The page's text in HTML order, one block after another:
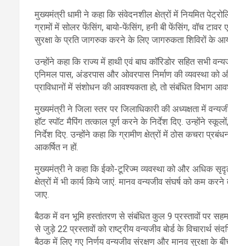
मुख्यमंत्री धामी ने कहा कि संवेदनशील क्षेत्रों में नियमित
ग्रामों में सोलर फेंसिंग, बायो-फेंसिंग, हनी बी फेंसिंग, वॉच
सुरक्षा के प्रति जागरुक करने के लिए जागरुकता शिविरों के
उन्होंने कहा कि राज्य में हाथी एवं बाघ कॉरिडोर सहित सभी
एनिमल पास, अंडरपास और ओवरपास निर्माण की व्यवस्था को
प्राविधानों में संशोधन की आवश्यकता हो, तो संबंधित विभाग
मुख्यमंत्री ने जिला स्तर पर जिलाधिकारी की अध्यक्षता में
हॉट स्पॉट मैपिंग तत्काल पूर्ण करने के निर्देश दिए. उन्होंने
निर्देश दिए. उन्होंने कहा कि ग्रामीण क्षेत्रों में ठोस कचरा
आकर्षित न हों.
मुख्यमंत्री ने कहा कि ईको-टूरिज्म व्यवस्था को और अधिक
क्षेत्रों में भी कार्य किये जाएं. मानव वन्यजीव संघर्ष को कम
जाए.
बैठक में वन भूमि हस्तांतरण से संबंधित कुल 9 प्रस्तावों पर
से जुड़े 22 प्रस्तावों को राष्ट्रीय वन्यजीव बोर्ड के विचारार्थ
बैठक में लिए गए निर्णय वन्यजीव संरक्षण और मानव सुरक्षा